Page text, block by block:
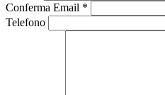
Conferma Email *
Telefono